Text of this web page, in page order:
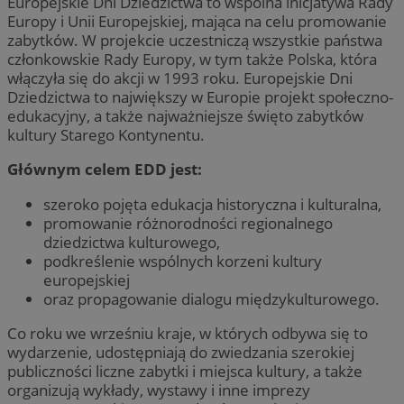
Europy i Unii Europejskiej, mająca na celu promowanie
zabytków. W projekcie uczestniczą wszystkie państwa
członkowskie Rady Europy, w tym także Polska, która
włączyła się do akcji w 1993 roku. Europejskie Dni
Dziedzictwa to największy w Europie projekt społeczno-
edukacyjny, a także najważniejsze święto zabytków
kultury Starego Kontynentu.
Głównym celem EDD jest:
szeroko pojęta edukacja historyczna i kulturalna,
promowanie różnorodności regionalnego
dziedzictwa kulturowego,
podkreślenie wspólnych korzeni kultury
europejskiej
oraz propagowanie dialogu międzykulturowego.
Co roku we wrześniu kraje, w których odbywa się to
wydarzenie, udostępniają do zwiedzania szerokiej
publiczności liczne zabytki i miejsca kultury, a także
organizują wykłady, wystawy i inne imprezy